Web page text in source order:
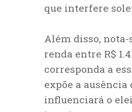
que interfere
Além disso, nota-
renda entre R$
corresponda a
expõe a
influenciará o